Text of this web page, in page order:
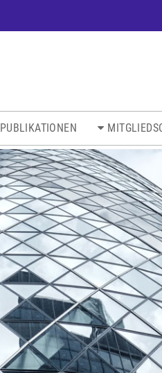
PUBLIKATIONEN